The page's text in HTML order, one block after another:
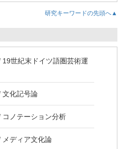
研究キーワードの先頭へ▲
世紀末ドイツ語圏芸術運
化記号論
ノテーション分析
ディア文化論